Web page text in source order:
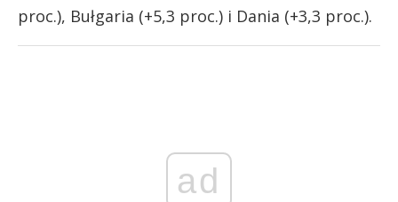
proc.), Bułgaria (+5,3 proc.) i Dania (+3,3 proc.).
ad